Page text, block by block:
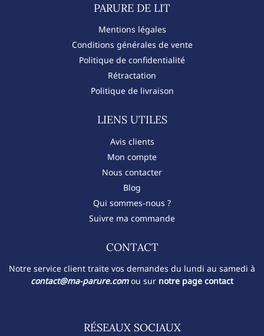
PARURE DE LIT​
Mentions légales
Conditions générales de vente
Politique de confidentialité
Rétractation
Politique de livraison
LIENS UTILES
Avis clients
Mon compte
Nous contacter
Blog
Qui sommes-nous ?
Suivre ma commande
CONTACT​
Notre service client traite vos demandes du lundi au samedi à
contact@ma-parure.comou sur notre page contact
RÉSEAUX SOCIAUX